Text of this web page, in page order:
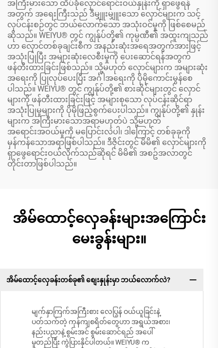
အကြီးမားသော ထိပ်ခုံလှောင်ရောင်းဝယ်နှုန်းကို ရှာဖွေရန်
အတွက် အရေးကြီးသည် ဒီမျှူးမျှူးသော လှောင်များက သင့်
လုပ်ငန်းစဉ်တွင် ဘယ်လောက်သော အသုံးဝင်မှုကို ဖြစ်စေမည်
ဆိုသည်။ WEIYU® တွင် ကျွန်ုပ်တို့၏ ကုမ္ပဏီ၏ အထူးကျသည်
ဟာ လှောင်တစ်ခုချင်းစီက အနည်းဆုံးအရေအတွက်အားဖြင့်
အသုံးပြုပြီး အများဆုံးလေစီးမှုကို ပေးဆောင်ရန်အတွက်
ဖန်တီးထားခြင်းဖြစ်သည်။ သို့မဟုတ် လှောင်များက အများဆုံး
အရေးကို ပြုလုပ်ပေးပြီး အင်္ဂါအရေးကို ပိုမိုကောင်းမွန်စေ
ပါသည်။ WEIYU® တွင် ကျွန်ုပ်တို့၏ စားဆိုင်များတွင် လှောင်
များကို ဖန်တီးထားခြင်းဖြင့် အများစုသော လုပ်ငန်းဆိုင်ရာ
အသုံးပြုမှုများကို ပိုမိုဖြည့်စွက်ပေးပါသည်။ ကျွန်ုပ်တို့၏ နှုန်း
များက အကြီးမားသောအရာမဟုတ်ပဲ သို့မဟုတ်
အရောင်းအဝယ်မှုကို မပြောင်းလဲပါ၊ ဒါကြောင့် တစ်ခုခုကို
မှန်ကန်သောအရာဖြစ်ပါသည်။ ဒီဇိုင်းတွင် မိမိ၏ လှောင်များကို
ရှာဖွေရောင်းဝယ်လိုက်သည်ဆိုရင် မိမိ၏ အစဥ်အလာတွင်
တိုင်းတာဖြစ်ပါသည်။
အိမ်ထောင့်လှေခန်းများအကြောင်း
မေးခွန်းများ။
အိမ်ထောင့်လှေခန်းတစ်ခု၏ စျေးနှုန်းမှာ ဘယ်လောက်လဲ?
မျက်နှာကြက်အကြီးစား လေပြွန် ဝယ်ယူခြင်းနဲ့
ပတ်သက်တဲ့ ကုန်ကျစရိတ်တွေဟာ အရွယ်အစား၊
နည်းပညာနဲ့ စွမ်းအင် စွမ်းဆောင်ရည် အပေါ်
မူတည်ပြီး ကွဲပြားနိုင်ပါတယ်။ WEIYU® က